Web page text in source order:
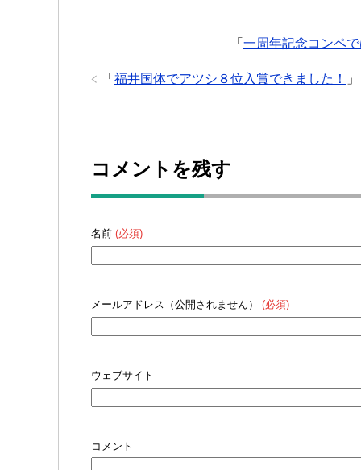
「 一周年記念コンペ
「 福井国体でアツシ８位入賞できました！ 」
コメントを残す
名前 (必須)
メールアドレス（公開されません） (必須)
ウェブサイト
コメント